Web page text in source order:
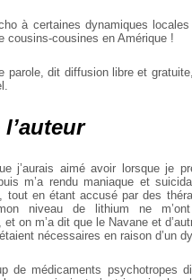
à certaines dynamiques
cousins-cousines en Amérique !
parole, dit diffusion libre et
j’aurais aimé avoir lorsque je
m’a rendu maniaque et
tout en étant accusé par des
niveau de lithium ne
et on m’a dit que le Navane et
nécessaires en raison d’un
de médicaments psychotropes